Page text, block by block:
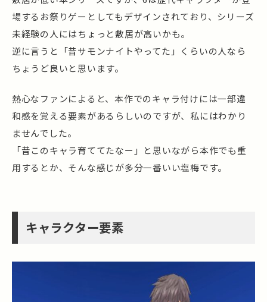
場するお祭りゲーとしてもデザインされており、シリーズ
未経験の人にはちょっと敷居が高いかも。
逆に言うと「昔サモンナイトやってた」くらいの人なら
ちょうど良いと思います。
熱心なファンによると、本作でのキャラ付けには一部違
和感を覚える要素があるらしいのですが、私にはわかり
ませんでした。
「昔このキャラ育ててたなー」と思いながら本作でも重
用するとか、そんな感じが多分一番いい塩梅です。
キャラクター要素